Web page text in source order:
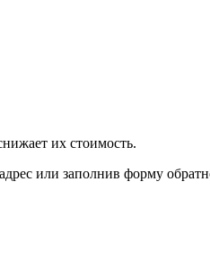
их стоимость.
или заполнив форму